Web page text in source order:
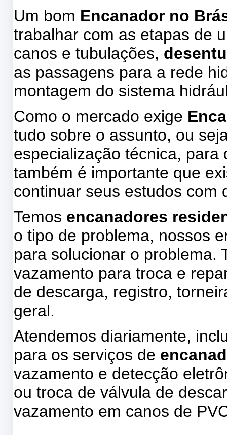
Um bom Encanador no
trabalhar com as etapas de
canos e tubulações,
as passagens para a rede
montagem do sistema
Como o mercado exige
tudo sobre o assunto, ou
especialização técnica,
também é importante que
continuar seus estudos com
Temos encanadores
o tipo de problema, nossos
para solucionar o problema.
vazamento para troca e
de descarga, registro,
geral.
Atendemos diariamente,
para os serviços de
vazamento e detecção
ou troca de válvula de
vazamento em canos de